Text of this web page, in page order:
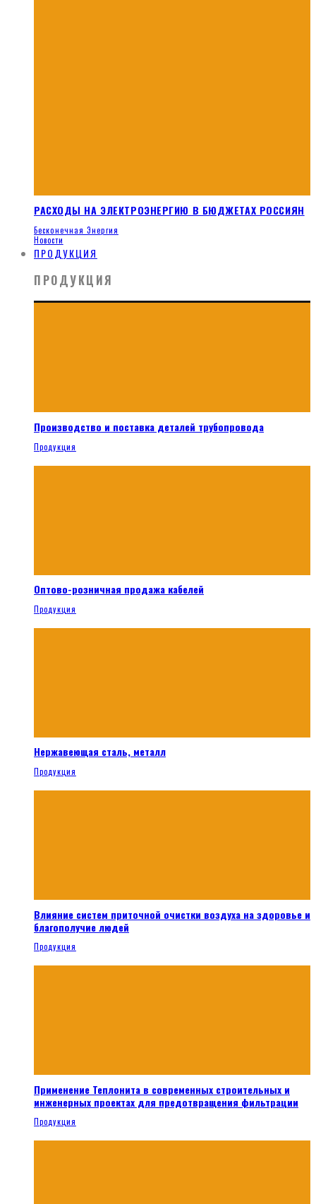
РАСХОДЫ НА ЭЛЕКТРОЭНЕРГИЮ В БЮДЖЕТАХ РОССИЯН
Бесконечная Энергия
Новости
ПРОДУКЦИЯ
ПРОДУКЦИЯ
Производство и поставка деталей трубопровода
Продукция
Оптово-розничная продажа кабелей
Продукция
Нержавеющая сталь, металл
Продукция
Влияние систем приточной очистки воздуха на здоровье и
благополучие людей
Продукция
Применение Теплонита в современных строительных и
инженерных проектах для предотвращения фильтрации
Продукция